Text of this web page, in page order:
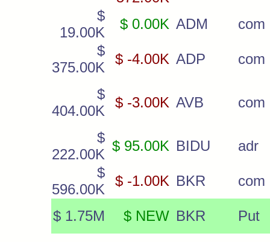
$
19.00K
$ 0.00K ADM
com
$
375.00K
$ -4.00K ADP com
$
404.00K
$ -3.00K AVB com
$
222.00K
$ 95.00K BIDU
adr
$
596.00K
$ -1.00K BKR com
$ 1.75M $ NEW BKR Put